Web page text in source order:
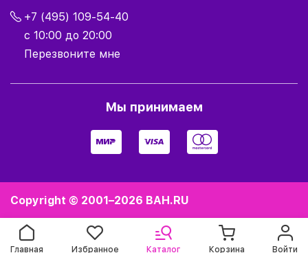
+7 (495) 109-54-40
с 10:00 до 20:00
Перезвоните мне
Мы принимаем
Copyright © 2001–2026 BAH.RU
Главная Избранное Каталог Корзина Войти